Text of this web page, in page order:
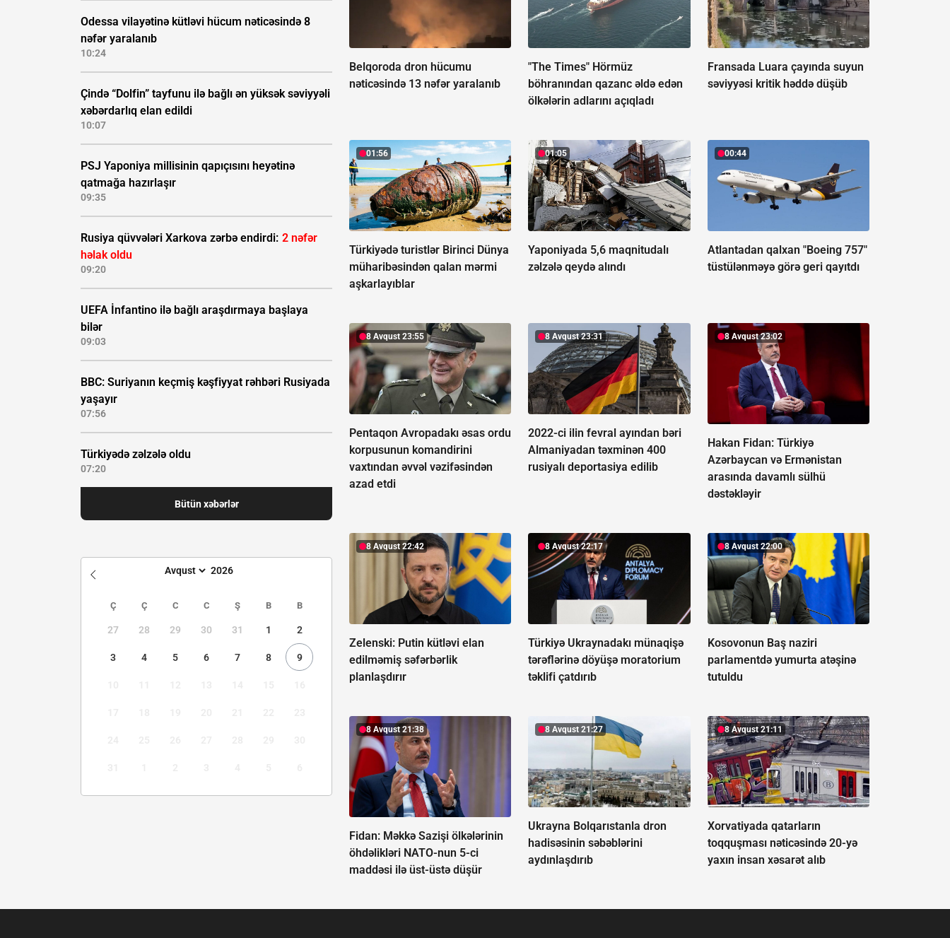
Odessa vilayətinə kütləvi hücum nəticəsində 8
nəfər yaralanıb
10:24
Çində “Dolfin” tayfunu ilə bağlı ən yüksək səviyyəli
xəbərdarlıq elan edildi
10:07
PSJ Yaponiya millisinin qapıçısını heyətinə
qatmağa hazırlaşır
09:35
Rusiya qüvvələri Xarkova zərbə endirdi: 2 nəfər
həlak oldu
09:20
UEFA İnfantino ilə bağlı araşdırmaya başlaya
bilər
09:03
BBC: Suriyanın keçmiş kəşfiyyat rəhbəri Rusiyada
yaşayır
07:56
Türkiyədə zəlzələ oldu
07:20
Bütün xəbərlər
Ç Ç C C Ş B B
27 28 29 30 31 1 2
3 4 5 6 7 8 9
Belqoroda dron hücumu
nəticəsində 13 nəfər yaralanıb
"The Times" Hörmüz
böhranından qazanc əldə edən
ölkələrin adlarını açıqladı
Fransada Luara çayında suyun
səviyyəsi kritik həddə düşüb
01:56
Türkiyədə turistlər Birinci Dünya
müharibəsindən qalan mərmi
aşkarlayıblar
01:05
Yaponiyada 5,6 maqnitudalı
zəlzələ qeydə alındı
00:44
Atlantadan qalxan "Boeing 757"
tüstülənməyə görə geri qayıtdı
8 Avqust 23:55
Pentaqon Avropadakı əsas ordu
korpusunun komandirini
vaxtından əvvəl vəzifəsindən
azad etdi
8 Avqust 23:31
2022-ci ilin fevral ayından bəri
Almaniyadan təxminən 400
rusiyalı deportasiya edilib
8 Avqust 23:02
Hakan Fidan: Türkiyə
Azərbaycan və Ermənistan
arasında davamlı sülhü
dəstəkləyir
8 Avqust 22:42
Zelenski: Putin kütləvi elan
edilməmiş səfərbərlik
planlaşdırır
8 Avqust 22:17
Türkiyə Ukraynadakı münaqişə
tərəflərinə döyüşə moratorium
təklifi çatdırıb
8 Avqust 22:00
Kosovonun Baş naziri
parlamentdə yumurta atəşinə
tutuldu
8 Avqust 21:38
Fidan: Məkkə Sazişi ölkələrinin
öhdəlikləri NATO-nun 5-ci
maddəsi ilə üst-üstə düşür
8 Avqust 21:27
Ukrayna Bolqarıstanla dron
hadisəsinin səbəblərini
aydınlaşdırıb
8 Avqust 21:11
Xorvatiyada qatarların
toqquşması nəticəsində 20-yə
yaxın insan xəsarət alıb